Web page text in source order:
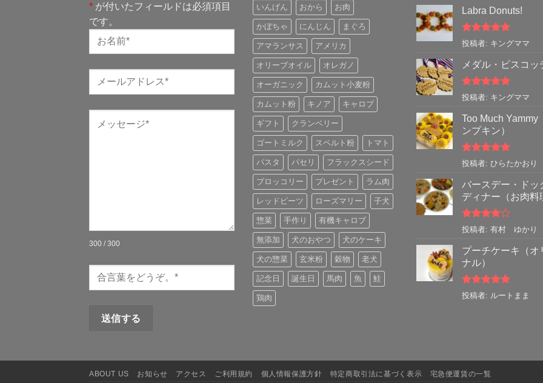
* が付いたフィールドは必須項目
です。
300 / 300
いんげん おから お肉
かぼちゃ にんじん まぐろ
アマランサス アメリカ
オリーブオイル オレガノ
オーガニック カムット小麦粉
カムット粉 キノア キャロブ
ギフト クランベリー
ゴートミルク スペルト粉 トマト
パスタ パセリ フラックスシード
ブロッコリー プレゼント ラム肉
レッドビーツ ローズマリー 子犬
惣菜 手作り 有機キャロブ
無添加 犬のおやつ 犬のケーキ
犬の惣菜 玄米粉 穀物 老犬
記念日 誕生日 馬肉 魚 鮭
鶏肉
Labra Donuts!
5段階中5の
評価
投稿者: キングママ
メダル・ビスコッ
5段階中5の
評価
投稿者: キングママ
Too Much Yammy
ンプキン）
5段階中5の
評価
投稿者: ひらたかおり
バースデー・ドッ
ディナー（お肉料
5段階中4
の評価
投稿者: 有村 ゆかり
プーチケーキ（オ
ナル）
5段階中 5の
評価
投稿者: ルートまま
ABOUT US お知らせ アクセス ご利用規約 個人情報保護方針 特定商取引法に基づく表示 宅急便運賃の一覧